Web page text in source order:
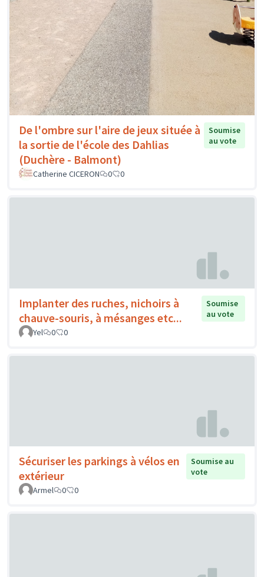
De l'ombre sur l'aire de jeux située à
la sortie de l'école des Dahlias
(Duchère - Balmont)
Soumise
au vote
Catherine CICERON 0 0
Implanter des ruches, nichoirs à
chauve-souris, à mésanges etc...
Soumise
au vote
Yel
0 0
Sécuriser les parkings à vélos en
extérieur
Soumise au
vote
Armel
0 0